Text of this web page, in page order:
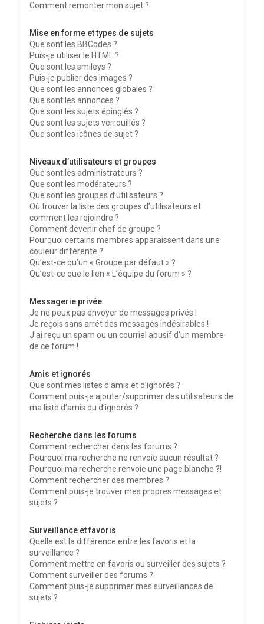
Comment remonter mon sujet ?
Mise en forme et types de sujets
Que sont les BBCodes ?
Puis-je utiliser le HTML ?
Que sont les smileys ?
Puis-je publier des images ?
Que sont les annonces globales ?
Que sont les annonces ?
Que sont les sujets épinglés ?
Que sont les sujets verrouillés ?
Que sont les icônes de sujet ?
Niveaux d’utilisateurs et groupes
Que sont les administrateurs ?
Que sont les modérateurs ?
Que sont les groupes d’utilisateurs ?
Où trouver la liste des groupes d’utilisateurs et
comment les rejoindre ?
Comment devenir chef de groupe ?
Pourquoi certains membres apparaissent dans une
couleur différente ?
Qu’est-ce qu’un « Groupe par défaut » ?
Qu’est-ce que le lien « L’équipe du forum » ?
Messagerie privée
Je ne peux pas envoyer de messages privés !
Je reçois sans arrêt des messages indésirables !
J’ai reçu un spam ou un courriel abusif d’un membre
de ce forum !
Amis et ignorés
Que sont mes listes d’amis et d’ignorés ?
Comment puis-je ajouter/supprimer des utilisateurs de
ma liste d’amis ou d’ignorés ?
Recherche dans les forums
Comment rechercher dans les forums ?
Pourquoi ma recherche ne renvoie aucun résultat ?
Pourquoi ma recherche renvoie une page blanche ?!
Comment rechercher des membres ?
Comment puis-je trouver mes propres messages et
sujets ?
Surveillance et favoris
Quelle est la différence entre les favoris et la
surveillance ?
Comment mettre en favoris ou surveiller des sujets ?
Comment surveiller des forums ?
Comment puis-je supprimer mes surveillances de
sujets ?